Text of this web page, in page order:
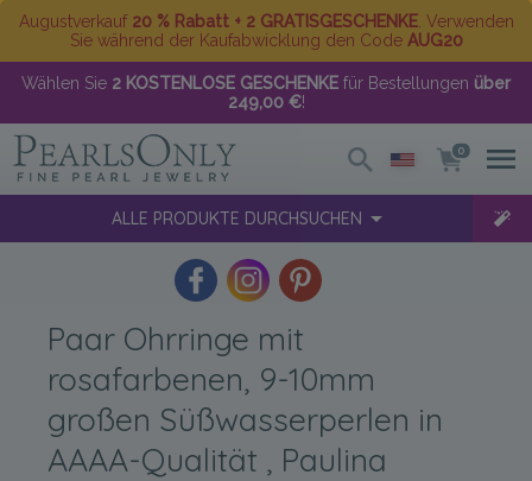
Augustverkauf 20 % Rabatt + 2 GRATISGESCHENKE. Verwenden
Sie während der Kaufabwicklung den Code AUG20
Wählen Sie 2 KOSTENLOSE GESCHENKE für Bestellungen über
249,00 €!
0
ALLE PRODUKTE DURCHSUCHEN
Paar Ohrringe mit
rosafarbenen, 9-10mm
großen Süßwasserperlen in
AAAA-Qualität , Paulina